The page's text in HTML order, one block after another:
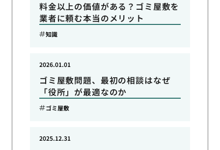
料金以上の価値がある？ゴミ屋敷を
業者に頼む本当のメリット
知識
ゴミ屋敷問題、最初の相談はなぜ
「役所」が最適なのか
2026.01.01
ゴミ屋敷
2025.12.31